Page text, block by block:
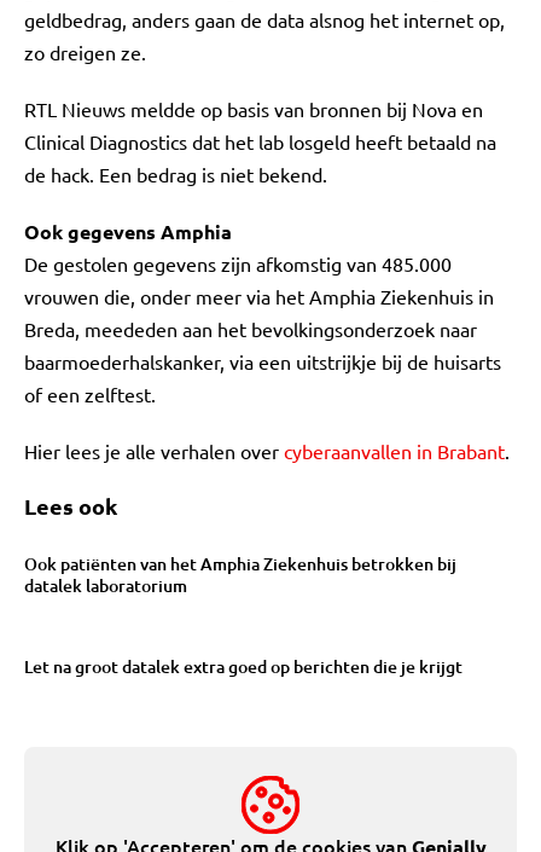
geldbedrag, anders gaan de data alsnog het internet op,
zo dreigen ze.
RTL Nieuws meldde op basis van bronnen bij Nova en
Clinical Diagnostics dat het lab losgeld heeft betaald na
de hack. Een bedrag is niet bekend.
Ook gegevens Amphia
De gestolen gegevens zijn afkomstig van 485.000
vrouwen die, onder meer via het Amphia Ziekenhuis in
Breda, meededen aan het bevolkingsonderzoek naar
baarmoederhalskanker, via een uitstrijkje bij de huisarts
of een zelftest.
Hier lees je alle verhalen over cyberaanvallen in Brabant.
Lees ook
Ook patiënten van het Amphia Ziekenhuis betrokken bij
datalek laboratorium
Let na groot datalek extra goed op berichten die je krijgt
Klik op 'Accepteren' om de cookies vanGenially